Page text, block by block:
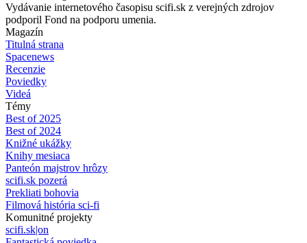
Vydávanie internetového časopisu scifi.sk z verejných zdrojov
podporil Fond na podporu umenia.
Magazín
Titulná strana
Spacenews
Recenzie
Poviedky
Videá
Témy
Best of 2025
Best of 2024
Knižné ukážky
Knihy mesiaca
Panteón majstrov hrôzy
scifi.sk pozerá
Prekliati bohovia
Filmová história sci-fi
Komunitné projekty
scifi.sk|on